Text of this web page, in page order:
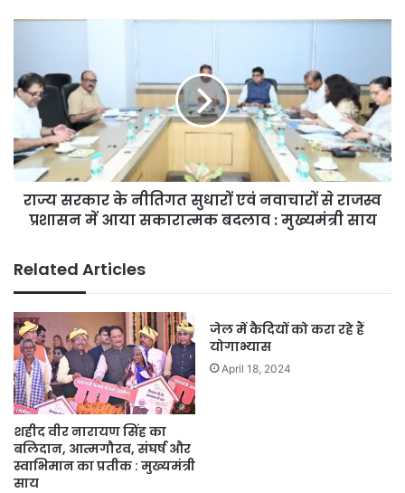
टिकट
जानना
भी
जरूरी
राज्य
नीतिगत
सुधारों
नवाचारों
से
राजस्व
प्रशासन
बदलाव
:
मुख्यमंत्री
साय
राज्य सरकार के नीतिगत सुधारों एवं नवाचारों से राजस्व
प्रशासन में आया सकारात्मक बदलाव : मुख्यमंत्री साय
Related Articles
शहीद वीर नारायण सिंह का
बलिदान, आत्मगौरव, संघर्ष और
स्वाभिमान का प्रतीक : मुख्यमंत्री
साय
जेल में कैदियों को करा रहे हैं
योगाभ्यास
April 18, 2024